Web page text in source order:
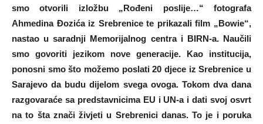
smo otvorili izložbu „Rođeni poslije…“ fotografa
Ahmedina Đozića iz Srebrenice te prikazali film „Bowie“,
nastao u saradnji Memorijalnog centra i BIRN-a. Naučili
smo govoriti jezikom nove generacije. Kao institucija,
ponosni smo što možemo poslati 20 djece iz Srebrenice u
Sarajevo da budu dijelom svega ovoga. Tokom dva dana
razgovaraće sa predstavnicima EU i UN-a i dati svoj osvrt
na to šta znači živjeti u Srebrenici danas. To je i poruka